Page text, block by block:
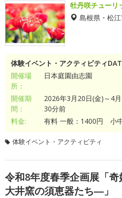
牡丹咲チューリ
島根県・松
体験イベント・アクティビティ
開催場
所：
日本庭園由志園
開催期
間：
2026年3月20日(金)～4
30分前
料金:
有料 一般：1400円 小
体験イベント・アクティビティ
令和8年度春季企画展「
大井窯の須恵器たち―」